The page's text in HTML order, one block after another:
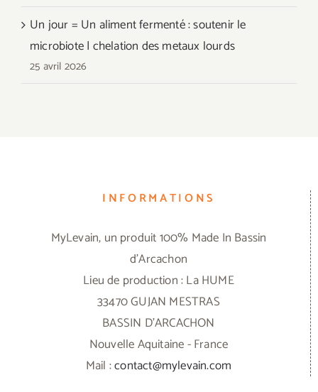
Un jour = Un aliment fermenté : soutenir le
microbiote | chelation des metaux lourds
25 avril 2026
INFORMATIONS
MyLevain, un produit 100% Made In Bassin
d'Arcachon
Lieu de production : La HUME
33470 GUJAN MESTRAS
BASSIN D'ARCACHON
Nouvelle Aquitaine - France
Mail :contact@mylevain.com